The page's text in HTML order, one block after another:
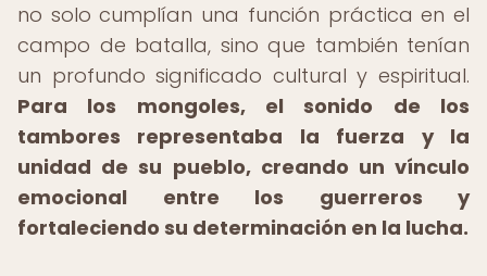
no solo cumplían una función práctica en el
campo de batalla, sino que también tenían
un profundo significado cultural y espiritual.
Para los mongoles, el sonido de los
tambores representaba la fuerza y la
unidad de su pueblo, creando un vínculo
emocional entre los guerreros y
fortaleciendo su determinación en la lucha.